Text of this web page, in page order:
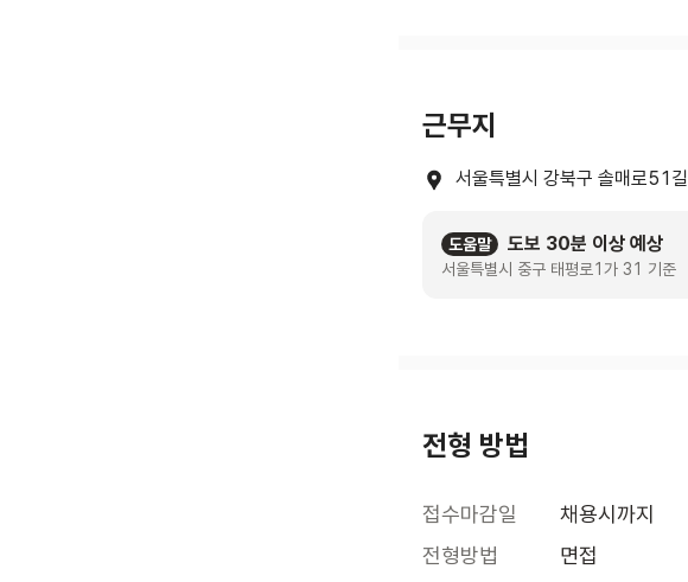
근무지
서울특별시 강북구 솔매로51길
도움말 도보 30분 이상 예상
서울특별시 중구 태평로1가 31 기준
전형 방법
접수마감일
채용시까지
전형방법
면접